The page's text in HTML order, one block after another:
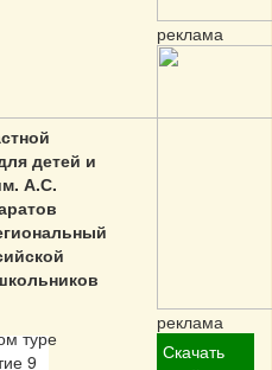
детей и
А.С.
туре
9
реклама
реклама
Скачать